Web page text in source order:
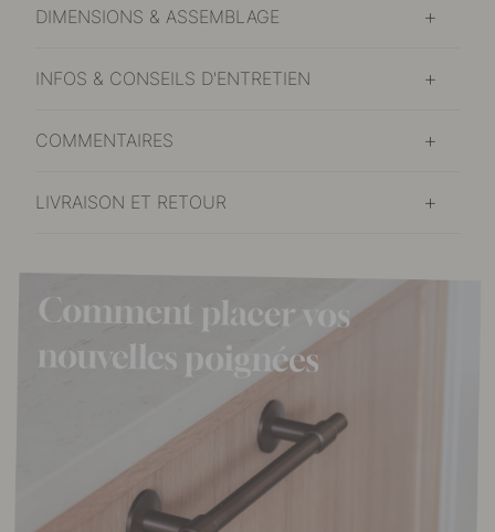
DIMENSIONS & ASSEMBLAGE
INFOS & CONSEILS D'ENTRETIEN
COMMENTAIRES
LIVRAISON ET RETOUR